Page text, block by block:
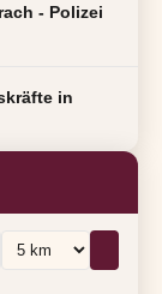
- Polizei
in